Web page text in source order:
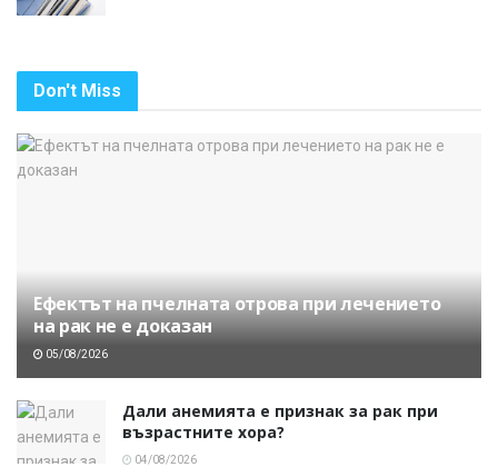
Don't Miss
Ефектът на пчелната отрова при лечението
на рак не е доказан
05/08/2026
Дали анемията е признак за рак при
възрастните хора?
04/08/2026